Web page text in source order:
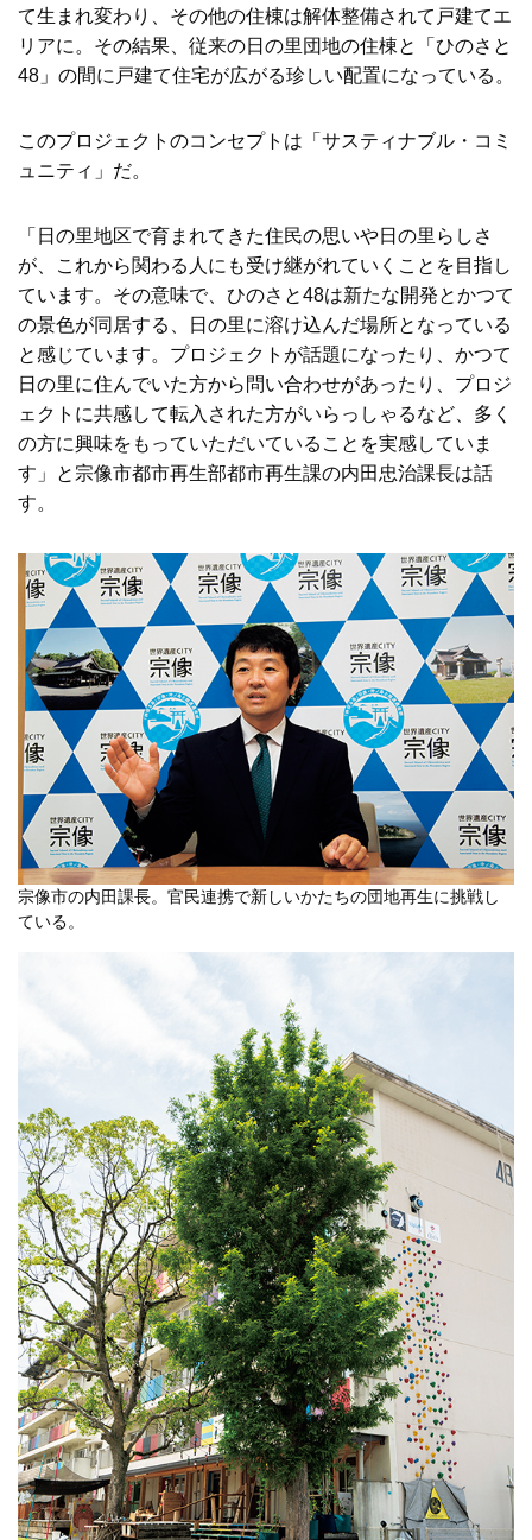
て生まれ変わり、その他の住棟は解体整備されて戸建てエ
リアに。その結果、従来の日の里団地の住棟と「ひのさと
48」の間に戸建て住宅が広がる珍しい配置になっている。
このプロジェクトのコンセプトは「サスティナブル・コミ
ュニティ」だ。
「日の里地区で育まれてきた住民の思いや日の里らしさ
が、これから関わる人にも受け継がれていくことを目指し
ています。その意味で、ひのさと48は新たな開発とかつて
の景色が同居する、日の里に溶け込んだ場所となっている
と感じています。プロジェクトが話題になったり、かつて
日の里に住んでいた方から問い合わせがあったり、プロジ
ェクトに共感して転入された方がいらっしゃるなど、多く
の方に興味をもっていただいていることを実感していま
す」と宗像市都市再生部都市再生課の内田忠治課長は話
す。
宗像市の内田課長。官民連携で新しいかたちの団地再生に挑戦し
ている。